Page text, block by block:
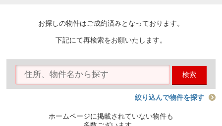
会員メニュー
物件を探す
購入TOP
条件から探す
住宅ローン控除シミュレータ
お探しの物件はご成約済みとなっております。
下記にて再検索をお願いたします。
検索
絞り込んで物件を探す
ホームページに掲載されていない物件も